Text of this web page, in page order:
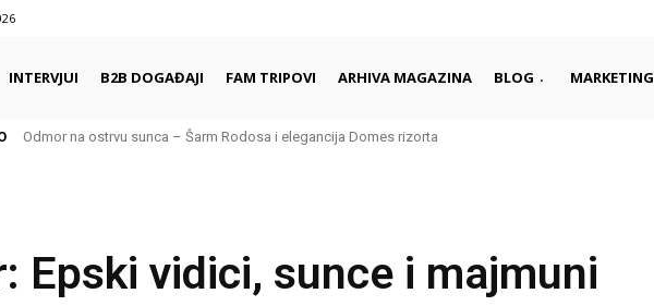
INTERVJUI B2B DOGAĐAJI FAM TRIPOVI ARHIVA MAGAZINA BLOG MARKETING
Autentični biser Italije daleko od gužvi i turista
Odmor na ostrvu sunca – Šarm Rodosa i elegancija Domes rizorta
Epski vidici, sunce i majmuni